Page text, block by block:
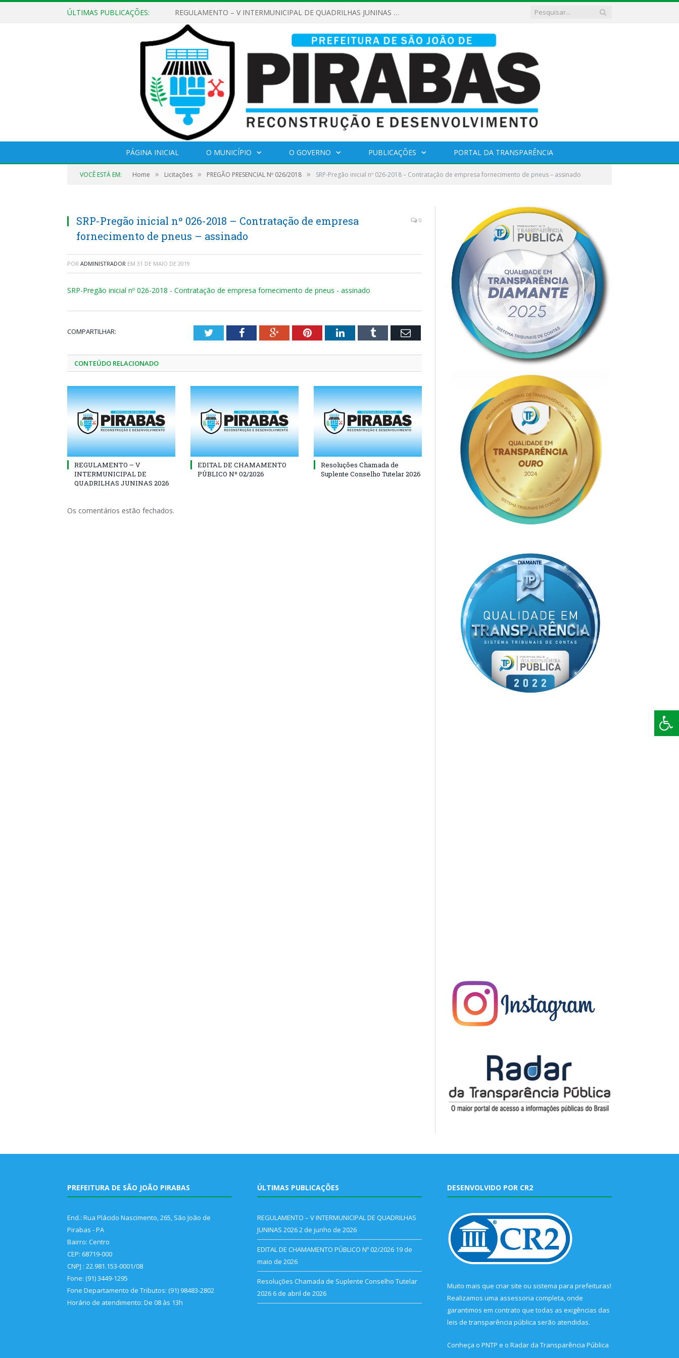
ÚLTIMAS PUBLICAÇÕES: EDITAL DE CHAMAMENTO PÚBLICO Nº 02/2026
PÁGINA INICIAL O MUNICÍPIO O GOVERNO PUBLICAÇÕES PORTAL DA TRANSPARÊNCIA
VOCÊ ESTÁ EM: Home » Licitações » PREGÃO PRESENCIAL Nº 026/2018 » SRP-Pregão inicial nº 026-2018 – Contratação de empresa fornecimento de pneus – assinado
SRP-Pregão inicial nº 026-2018 – Contratação de empresa
fornecimento de pneus – assinado
0
POR ADMINISTRADOR EM 31 DE MAIO DE 2019
SRP-Pregão inicial nº 026-2018 - Contratação de empresa fornecimento de pneus - assinado
COMPARTILHAR: TwitterFacebookGoogle+PinterestLinkedInTumblr Email
CONTEÚDO RELACIONADO
REGULAMENTO – V
INTERMUNICIPAL DE
QUADRILHAS JUNINAS 2026
EDITAL DE CHAMAMENTO
PÚBLICO Nº 02/2026
Resoluções Chamada de
Suplente Conselho Tutelar 2026
Os comentários estão fechados.
PREFEITURA DE SÃO JOÃO PIRABAS
End.: Rua Plácido Nascimento, 265, São João de
Pirabas - PA
Bairro: Centro
CEP: 68719-000
CNPJ : 22.981.153-0001/08
Fone: (91) 3449-1295
Fone Departamento de Tributos: (91) 98483-2802
Horário de atendimento: De 08 às 13h
ÚLTIMAS PUBLICAÇÕES
REGULAMENTO – V INTERMUNICIPAL DE QUADRILHAS
JUNINAS 20262 de junho de 2026
EDITAL DE CHAMAMENTO PÚBLICO Nº 02/2026 19 de
maio de 2026
Resoluções Chamada de Suplente Conselho Tutelar
2026 6 de abril de 2026
DESENVOLVIDO POR CR2
Muito mais que criar site ou sistema para prefeituras!
Realizamos uma assessoria completa, onde
garantimos em contrato que todas as exigências das
leis de transparência pública serão atendidas.
Conheça o PNTP e o Radar da Transparência Pública